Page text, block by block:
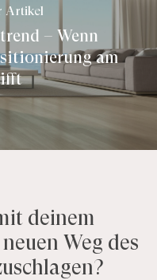
Artikel
– Wenn
am
deinem
Weg des